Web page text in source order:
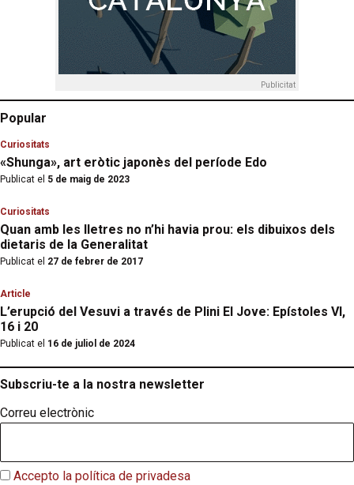
Publicitat
Popular
Curiositats
«Shunga», art eròtic japonès del període Edo
Publicat el 5 de maig de 2023
Curiositats
Quan amb les lletres no n’hi havia prou: els dibuixos dels
dietaris de la Generalitat
Publicat el 27 de febrer de 2017
Article
L’erupció del Vesuvi a través de Plini El Jove: Epístoles VI,
16 i 20
Publicat el 16 de juliol de 2024
Subscriu-te a la nostra newsletter
Correu electrònic
Accepto la política de privadesa